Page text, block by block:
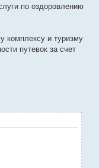
по оздоровлению
комплексу и туризму
путевок за счет